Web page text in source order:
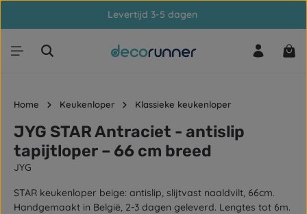
Ga naar de hoofdinhoudLevertijd 3-5 dagen
Home Keukenloper Klassieke keukenloper
JYG STAR Antraciet - antislip
tapijtloper – 66 cm breed
JYG
STAR keukenloper beige: antislip, slijtvast naaldvilt, 66cm.
Handgemaakt in België, 2-3 dagen geleverd. Lengtes tot 6m.